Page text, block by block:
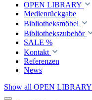
OPEN LIBRARY
Medienrückgabe
Bibliotheksmöbel
Bibliothekszubehör
SALE %
Kontakt
Referenzen
News
Show all OPEN LIBRARY